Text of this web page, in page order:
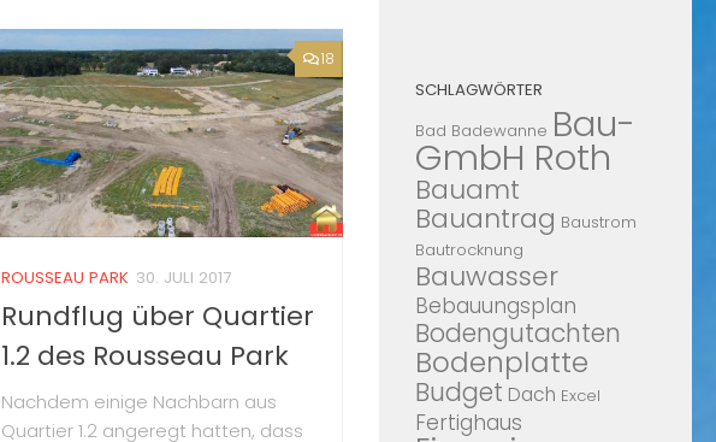
18
ROUSSEAU PARK 30. JULI 2017
Rundflug über Quartier
1.2 des Rousseau Park
Nachdem einige Nachbarn aus
Quartier 1.2 angeregt hatten, dass
SCHLAGWÖRTER
Bad Badewanne Bau-
GmbH Roth
Bauamt
Bauantrag Baustrom
Bautrocknung
Bauwasser
Bebauungsplan
Bodengutachten
Bodenplatte
Budget Dach Excel
Fertighaus